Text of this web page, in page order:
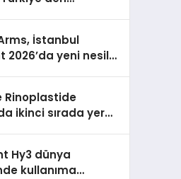
İstanbul
2026’da yeni nesil
Rinoplastide
ikinci sırada yer
Hy3 dünya
kullanıma